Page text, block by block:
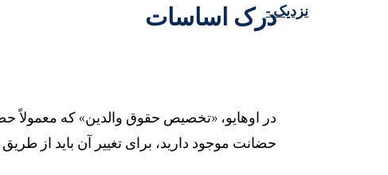
درک اساساتنزدیک -
در اوهایو، «تخصیص حقوق والدین» که
حضانت موجود دارید، برای تغییر آن باید از طریق